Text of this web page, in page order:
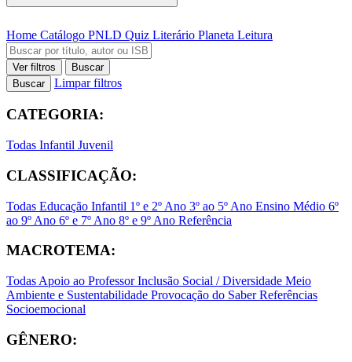
Home Catálogo PNLD Quiz Literário Planeta Leitura
Ver filtros
Buscar
Buscar
Limpar filtros
CATEGORIA:
Todas Infantil Juvenil
CLASSIFICAÇÃO:
Todas Educação Infantil 1º e 2º Ano 3º ao 5º Ano Ensino Médio 6º
ao 9º Ano 6º e 7º Ano 8º e 9º Ano Referência
MACROTEMA:
Todas Apoio ao ProfessorInclusão Social / Diversidade Meio
Ambiente e Sustentabilidade Provocação do SaberReferências
Socioemocional
GÊNERO: